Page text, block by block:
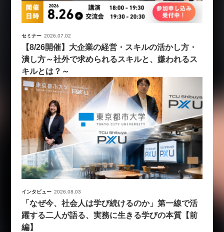
セミナー 2026.07.02
【8/26開催】大企業の経営・スキルの活かし方・
潰し方～社外で求められるスキルと、嫌われるス
キルとは？～
インタビュー 2026.08.03
「なぜ今、社会人は学び続けるのか」第一線で活
躍する二人が語る、実務に生きる学びの本質【前
編】